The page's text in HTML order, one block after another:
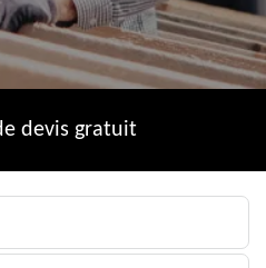
devis gratuit